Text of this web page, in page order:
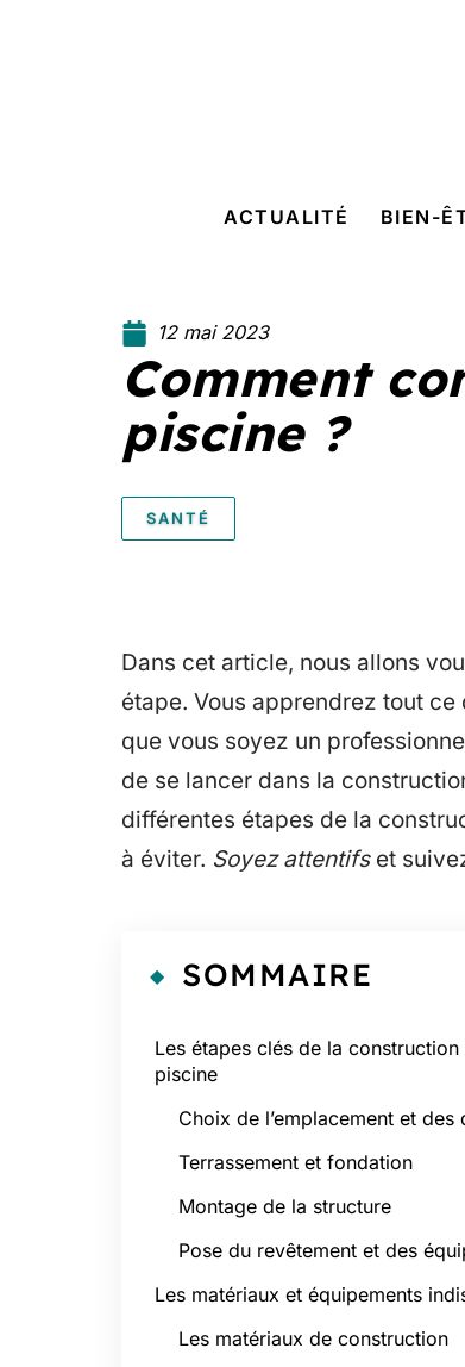
ACTUALITÉ BIEN-
12 mai 2023
Comment
piscine ?
SANTÉ
Dans cet article, nous allons
étape. Vous apprendrez tout
que vous soyez un
de se lancer dans la
différentes étapes de la
à éviter. Soyez attentifset
SOMMAIRE
Les étapes clés de la construction
piscine
Choix de l’emplacement et des
Terrassement et fondation
Montage de la structure
Pose du revêtement et des
Les matériaux et équipements
Les matériaux de construction